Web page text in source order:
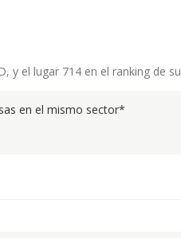
y el lugar 714 en el ranking de su
en el mismo sector*